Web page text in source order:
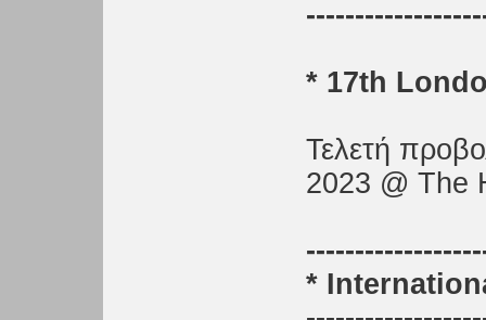
* 17th
Τελετή
2023 @ The
*